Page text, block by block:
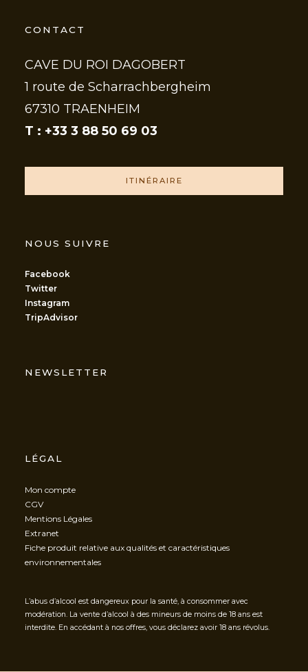
CONTACT
CAVE DU ROI DAGOBERT
1 route de Scharrachbergheim
67310 TRAENHEIM
T : +33 3 88 50 69 03
ITINÉRAIRE
NOUS SUIVRE
Facebook
Twitter
Instagram
TripAdvisor
NEWSLETTER
LÉGAL
Mon compte
CGV
Mentions Légales
Extranet
Fiche produit relative aux qualités et caractéristiques
environnementales
L’abus d’alcool est dangereux pour la santé, à consommer avec
modération. La vente d’alcool à des mineurs de moins de 18 ans est
interdite. En accédant à nos offres, vous déclarez avoir 18 ans révolus.